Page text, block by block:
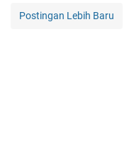
Postingan Lebih Baru